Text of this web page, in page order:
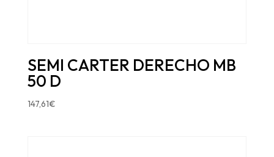
SEMI CARTER DERECHO MB
50 D
147,61€